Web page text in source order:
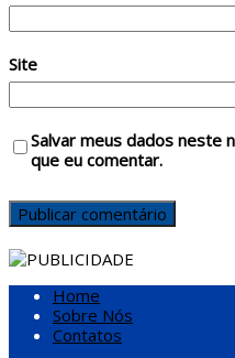
Site
Salvar meus dados neste
que eu comentar.
Home
Sobre Nós
Contatos